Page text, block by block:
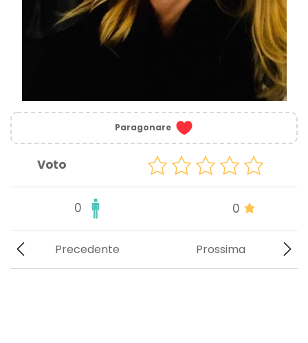
Paragonare
Voto
0 0
Prossima
Precedente